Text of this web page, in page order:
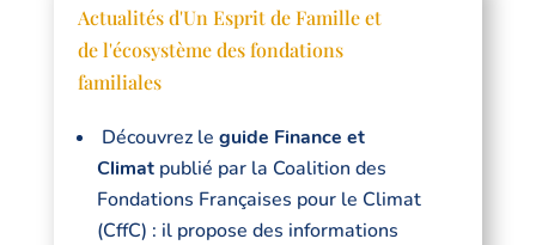
Actualités d'Un Esprit de Famille et
de l'écosystème des fondations
familiales
Découvrez le guide Finance et
Climat publié par la Coalition des
Fondations Françaises pour le Climat
(CffC) : il propose des informations